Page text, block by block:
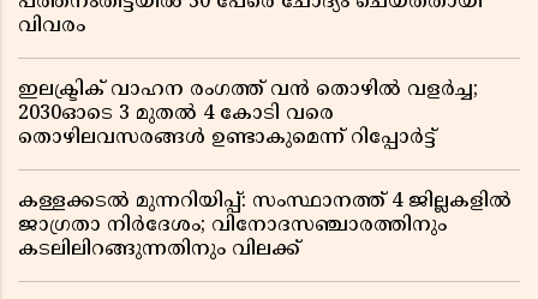
വിവരം ​​​​​​​
ഇലക്ട്രിക് വാഹന രംഗത്ത് വൻ തൊഴിൽ വളർച്ച;
2030ഓടെ 3 മുതൽ 4 കോടി വരെ
തൊഴിലവസരങ്ങൾ ഉണ്ടാകുമെന്ന് റിപ്പോർട്ട്
കള്ളക്കടൽ മുന്നറിയിപ്പ്: സംസ്ഥാനത്ത് 4 ജില്ലകളിൽ
ജാഗ്രതാ നിർദേശം; വിനോദസഞ്ചാരത്തിനും
കടലിലിറങ്ങുന്നതിനും വിലക്ക്